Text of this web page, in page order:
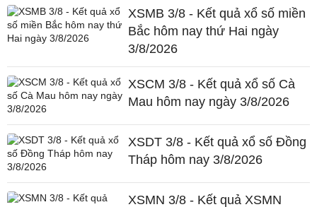
XSMB 3/8 - Kết quả xổ số miền
Bắc hôm nay thứ Hai ngày
3/8/2026
XSCM 3/8 - Kết quả xổ số Cà
Mau hôm nay ngày 3/8/2026
XSDT 3/8 - Kết quả xổ số Đồng
Tháp hôm nay 3/8/2026
XSMN 3/8 - Kết quả XSMN